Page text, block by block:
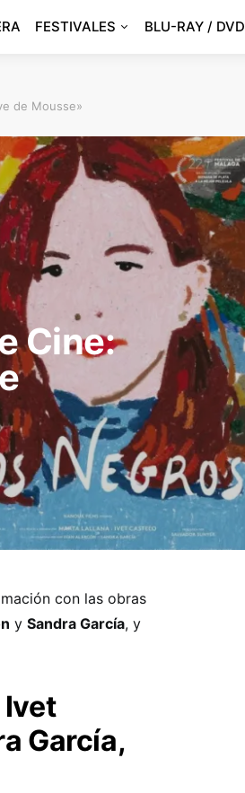
FESTIVALES BLU-RAY / DVD
de Mousse»
Cine:
con las obras
y Sandra García, y
García,